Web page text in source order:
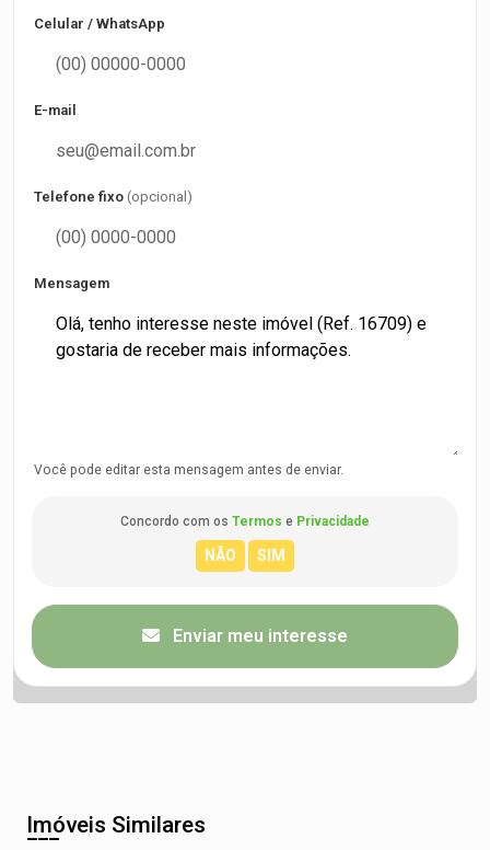
Celular / WhatsApp
E-mail
Telefone fixo (opcional)
Mensagem
Você pode editar esta mensagem antes de enviar.
Concordo com os Termos e Privacidade
Enviar meu interesse
Imóveis Similares